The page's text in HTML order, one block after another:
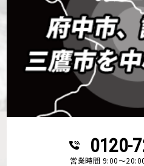
0120-
営業時間 9:00～